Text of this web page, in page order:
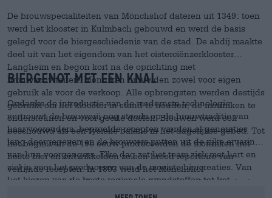
De brouwspecialiteiten van Mönchshof dateren uit 1349: toen
werd het klooster in Kulmbach gebouwd en werd de basis
gelegd voor de biergeschiedenis van de stad. De abdij maakte
deel uit van het eigendom van het cisterciënzerklooster
Langheim en begon kort na de oprichting met
brouwactiviteiten. Monniken brouwden zowel voor eigen
gebruik als voor de verkoop. Alle opbrengsten werden destijds
gebruikt om het klooster in stand te houden, de monniken te
ondersteunen en voor goede doelen. Brouwen werd ook
beschouwd als een fysieke balans in het dagelijkse gebed. Tot
het begin van de 19e eeuw produceerden de monniken het
beste bier en ontwikkelden ze een breed repertoire van
verfijnde recepten. In 1803 werd het Mönchshof
geseculariseerd en behoorde vanaf dat moment tot de staat.
Bijna 50 jaar later kocht Erhard Ender het landgoed en
Biergenot met een knal
Ondanks de introductie van de modernste technologie
vertrouwt de brouwerij nog steeds op de brouwtraditie van
haar voorouders: beproefde recepten worden al generaties
lang doorgegeven en de brouwers putten uit de rijke ervaring
van hun voorgangers. Elke dag zet het team zich met hart en
ziel in voor het produceren van de mooiste biercreaties. Van
het kiezen van de beste regionale grondstoffen tot het
bottelen, elke stap wordt in de brouwerij uitgevoerd. Alleen zo